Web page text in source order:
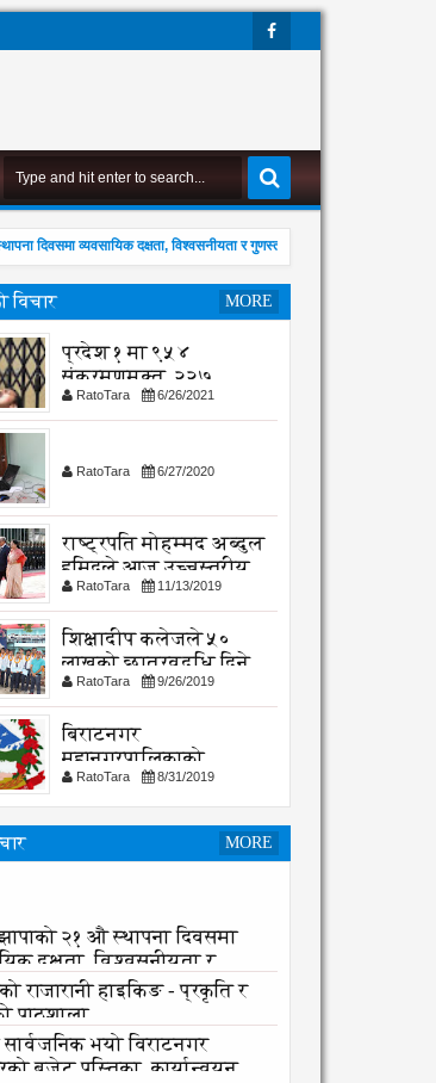
व्यवसायिक दक्षता, विश्वसनीयता र गुणस्तरमा जोड
विचार MORE
प्रदेश १ मा ९५४
संक्रमणमुक्त, २२७
संक्रमित थपिए
RatoTara 6/26/2021
RatoTara 6/27/2020
राष्ट्रपति मोहम्मद अब्दुल
हमिदले आज उच्चस्तरीय
भेटवार्ता गर्नु हुदै,
RatoTara 11/13/2019
शिक्षादीप कलेजले ५०
लाखको छात्रवृद्धि दिने
घोषणा
RatoTara 9/26/2019
बिराटनगर
महानगरपालिकाको
सार्वजनिक -सुचना
RatoTara 8/31/2019
MORE
२१ औ स्थापना दिवसमा
दक्षता, विश्वसनीयता र
जोड
राजारानी हाइकिङ - प्रकृति र
पाठशाला
भयो विराटनगर
बजेट पुस्तिका, कार्यान्वयन